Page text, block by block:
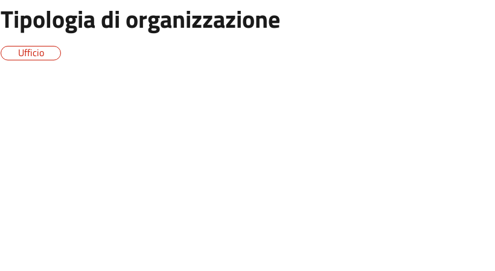
Tipologia di organizzazione
Ufficio